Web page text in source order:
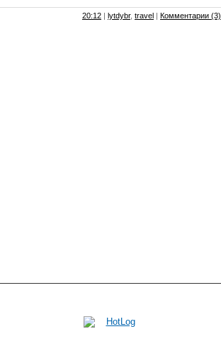
20:12 | lytdybr, travel | Комментарии (3)